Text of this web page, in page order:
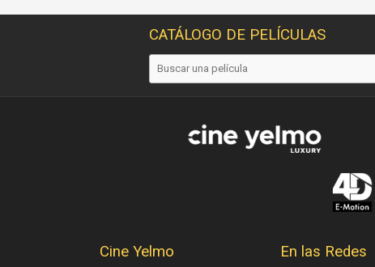
CATÁLOGO DE PELÍCULAS
Cine Yelmo En las Redes